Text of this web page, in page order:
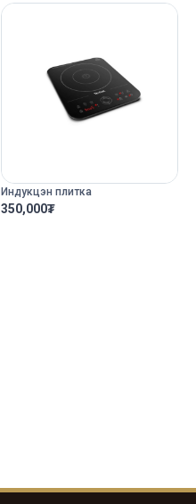
Индукцэн плитка
350,000₮